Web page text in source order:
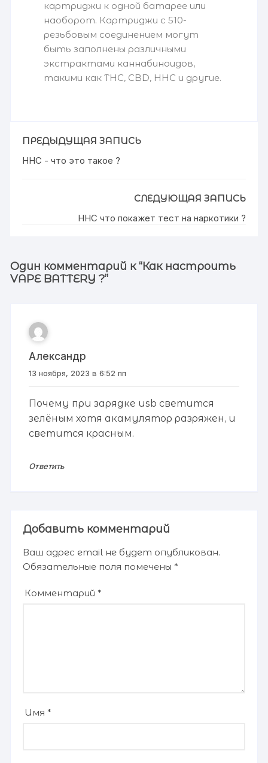
картриджи к одной батарее или
наоборот. Картриджи с 510-
резьбовым соединением могут
быть заполнены различными
экстрактами каннабиноидов,
такими как THC, CBD, HHC и другие.
ПРЕДЫДУЩАЯ ЗАПИСЬ
HHC - что это такое ?
СЛЕДУЮЩАЯ ЗАПИСЬ
HHC что покажет тест на наркотики ?
Один комментарий к “Как настроить
VAPE BATTERY ?”
Александр
13 ноября, 2023 в 6:52 пп
Почему при зарядке usb светится
зелёным хотя акамулятор разряжен, и
светится красным.
Ответить
Добавить комментарий
Ваш адрес email не будет опубликован.
Обязательные поля помечены*
Комментарий*
Имя*